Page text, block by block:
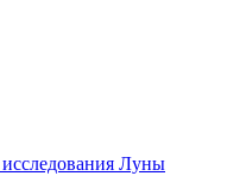
исследования Луны